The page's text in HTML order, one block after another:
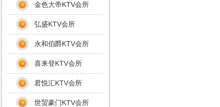
金色大帝KTV会所
弘盛KTV会所
永和伯爵KTV会所
喜来登KTV会所
君悦汇KTV会所
世贸豪门KTV会所